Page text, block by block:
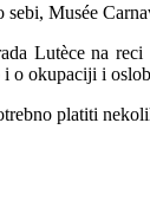
sebi, Musée
Lutèce na
okupaciji i
platiti